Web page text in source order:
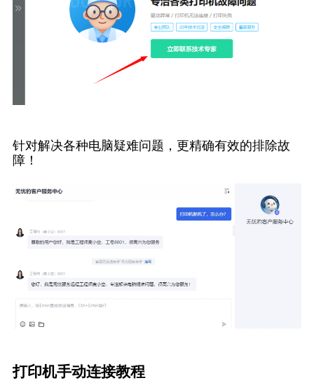
针对解决各种电脑疑难问题，更精确有效的排除故
障！
打印机手动连接教程